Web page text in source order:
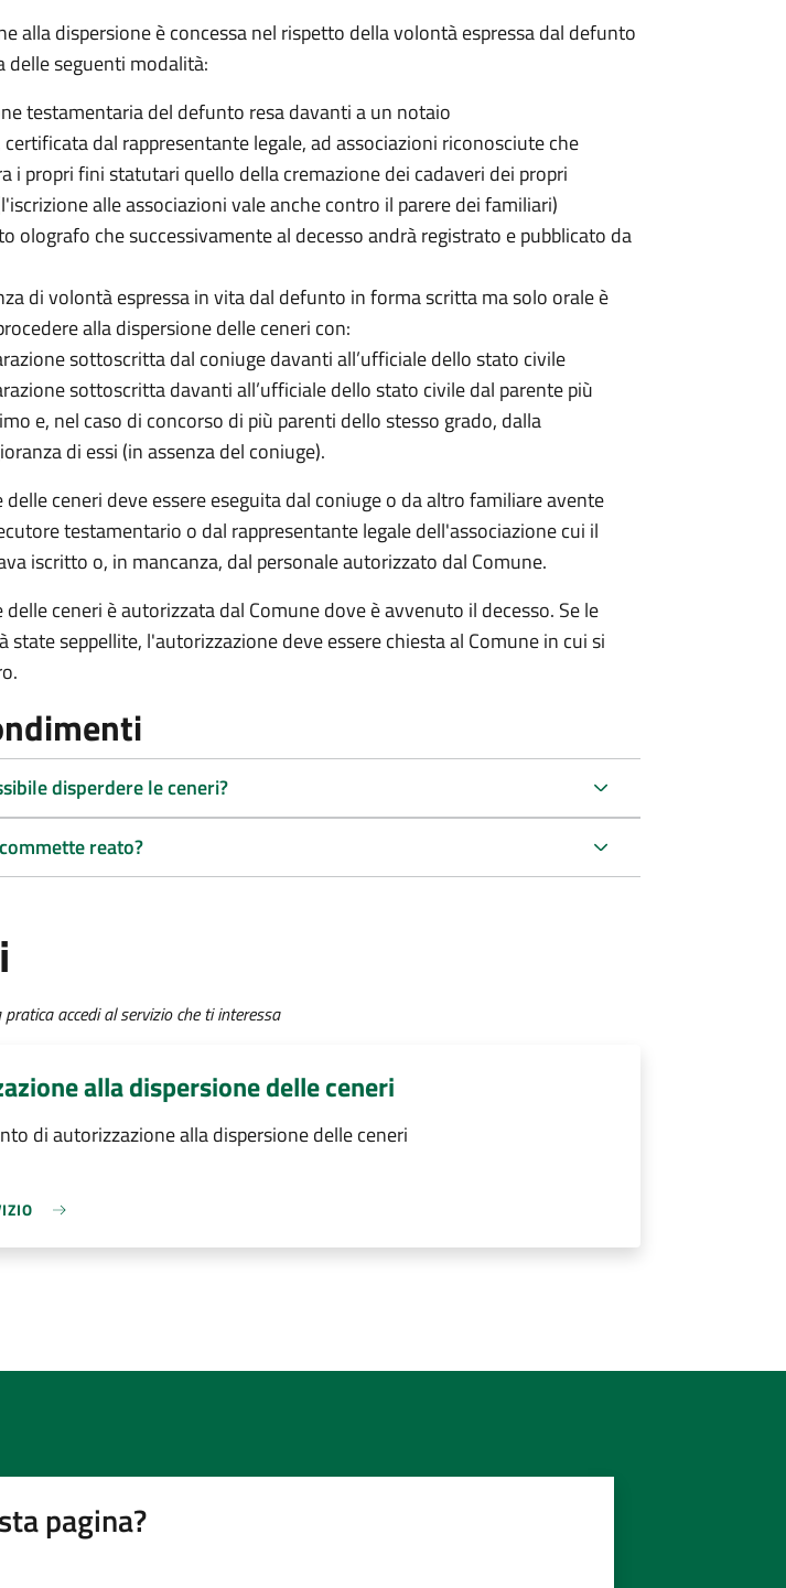
alla dispersione è concessa nel rispetto della volontà espressa dal defunto
delle seguenti modalità:
testamentaria del defunto resa davanti a un notaio
certificata dal rappresentante legale, ad associazioni riconosciute che
i propri fini statutari quello della cremazione dei cadaveri dei propri
alle associazioni vale anche contro il parere dei familiari)
olografo che successivamente al decesso andrà registrato e pubblicato da
di volontà espressa in vita dal defunto in forma scritta ma solo orale è
alla dispersione delle ceneri con:
sottoscritta dal coniuge davanti all’ufficiale dello stato civile
sottoscritta davanti all’ufficiale dello stato civile dal parente più
e, nel caso di concorso di più parenti dello stesso grado, dalla
di essi (in assenza del coniuge).
delle ceneri deve essere eseguita dal coniuge o da altro familiare avente
testamentario o dal rappresentante legale dell'associazione cui il
iscritto o, in mancanza, dal personale autorizzato dal Comune.
delle ceneri è autorizzata dal Comune dove è avvenuto il decesso. Se le
state seppellite, l'autorizzazione deve essere chiesta al Comune in cui si
disperdere le ceneri?
reato?
accedi al servizio che ti interessa
alla dispersione delle ceneri
di autorizzazione alla dispersione delle ceneri
pagina?